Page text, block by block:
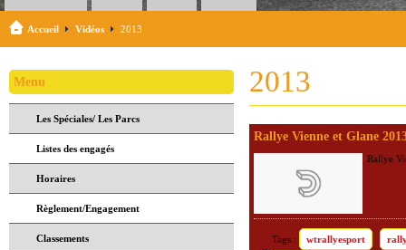
Accueil Vidéos 2013
2013
Rallye Vienne et Glane
Rallye
wtrallyesport
Menu
Les Spéciales/ Les Parcs
Listes des engagés
Horaires
Règlement/Engagement
Classements